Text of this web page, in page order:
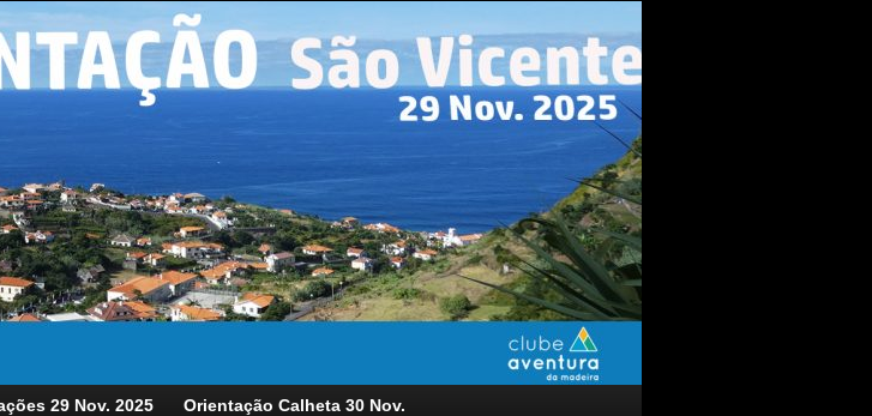
29 Nov. 2025 Orientação Calheta 30 Nov.